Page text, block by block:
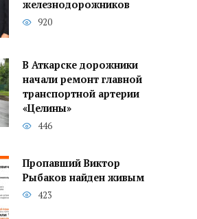
железнодорожников
920
В Аткарске дорожники
начали ремонт главной
транспортной артерии
«Целины»
446
Пропавший Виктор
Рыбаков найден живым
423